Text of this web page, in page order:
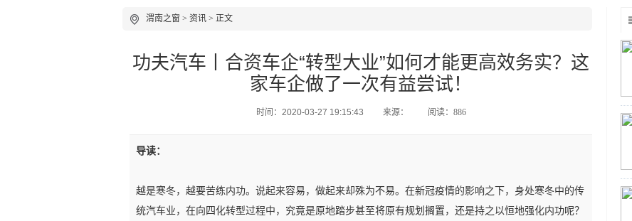
渭南之窗 > 资讯 > 正文
功夫汽车丨合资车企“转型大业”如何才能更高效务实？这
家车企做了一次有益尝试！
时间：2020-03-27 19:15:43 来源： 阅读：886
导读：
越是寒冬，越要苦练内功。说起来容易，做起来却殊为不易。在新冠疫情的影响之下，身处寒冬中的传
统汽车业，在向四化转型过程中，究竟是原地踏步甚至将原有规划搁置，还是持之以恒地强化内功呢？